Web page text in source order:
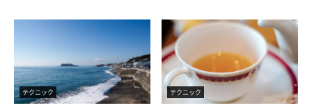
テクニック テクニック